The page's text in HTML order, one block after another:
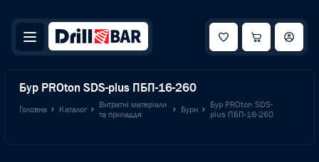
Бур PROton SDS-plus ПБП-16-260
Головна Каталог
Витратні матеріали
та приладдя
Бури
Бур PROton SDS-
plus ПБП-16-260